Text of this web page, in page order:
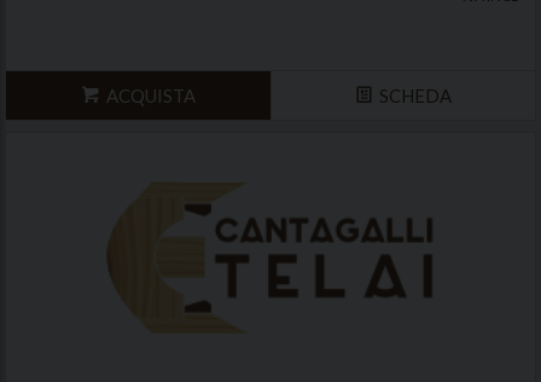
ACQUISTA SCHEDA